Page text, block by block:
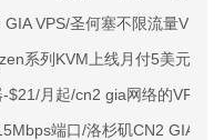
VPS/圣何塞不限流量VPS/
系列KVM上线月付5美元起
$21/月起/cn2 gia网络的VPS
端口/洛杉矶CN2 GIA